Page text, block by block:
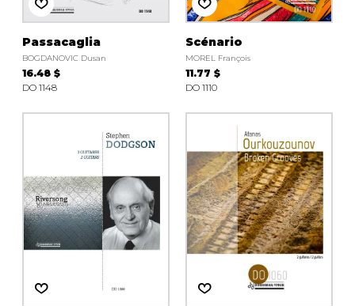
Passacaglia
BOGDANOVIC Dusan
16.48 $
DO 1148
Scénario
MOREL François
11.77 $
DO 1110